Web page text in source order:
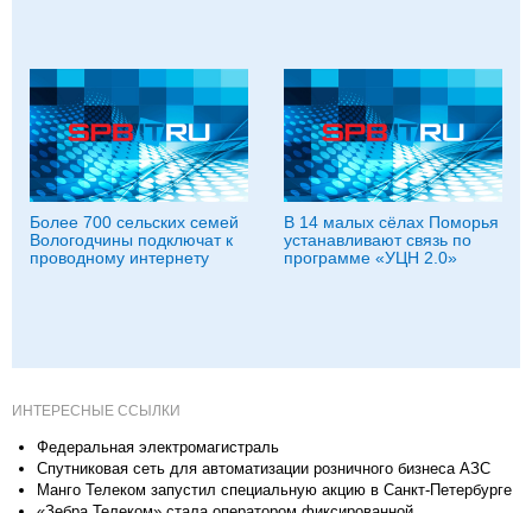
Более 700 сельских семей
Вологодчины подключат к
проводному интернету
В 14 малых сёлах Поморья
устанавливают связь по
программе «УЦН 2.0»
ИНТЕРЕСНЫЕ ССЫЛКИ
Федеральная электромагистраль
Спутниковая сеть для автоматизации розничного бизнеса АЗС
Манго Телеком запустил специальную акцию в Санкт-Петербурге